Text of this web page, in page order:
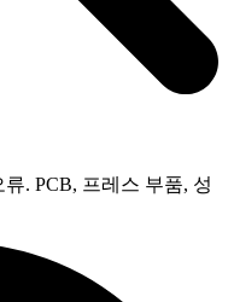
. PCB, 프레스 부품, 성